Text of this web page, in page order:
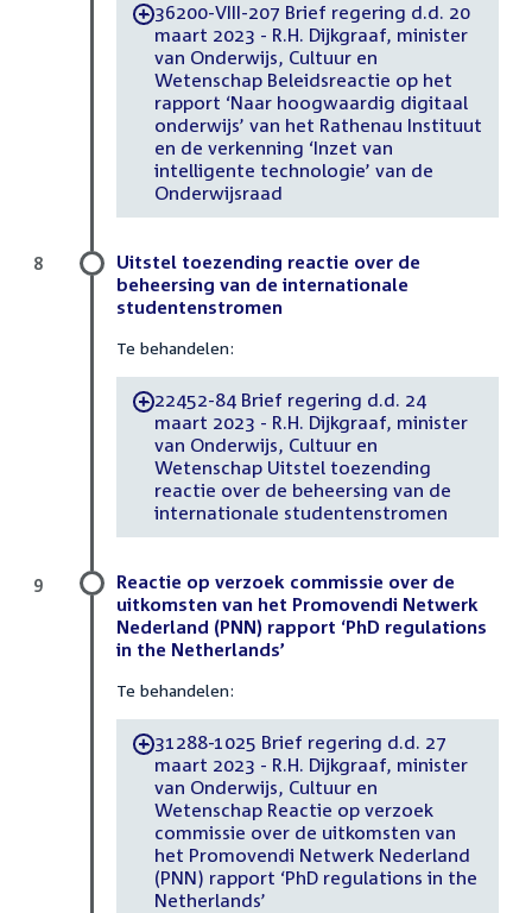
-36200-VIII-207 Brief regering d.d. 20
maart 2023 - R.H. Dijkgraaf, minister
van Onderwijs, Cultuur en
Wetenschap Beleidsreactie op het
rapport ‘Naar hoogwaardig digitaal
onderwijs’ van het Rathenau Instituut
en de verkenning ‘Inzet van
intelligente technologie’ van de
Onderwijsraad
Uitstel toezending reactie over de
beheersing van de internationale
studentenstromen
Te behandelen:
-22452-84 Brief regering d.d. 24
maart 2023 - R.H. Dijkgraaf, minister
van Onderwijs, Cultuur en
Wetenschap Uitstel toezending
reactie over de beheersing van de
internationale studentenstromen
8
Reactie op verzoek commissie over de
uitkomsten van het Promovendi Netwerk
Nederland (PNN) rapport ‘PhD regulations
in the Netherlands’
Te behandelen:
-31288-1025 Brief regering d.d. 27
maart 2023 - R.H. Dijkgraaf, minister
van Onderwijs, Cultuur en
Wetenschap Reactie op verzoek
commissie over de uitkomsten van
het Promovendi Netwerk Nederland
(PNN) rapport ‘PhD regulations in the
Netherlands’
9